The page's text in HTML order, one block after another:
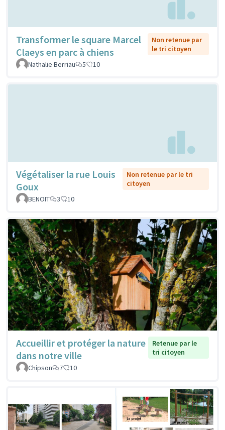
Transformer le square Marcel
Claeys en parc à chiens
Non retenue par
le tri citoyen
Nathalie Berriau
5 10
Végétaliser la rue Louis
Goux
Non retenue par le tri
citoyen
BENOIT
3 10
Accueillir et protéger la nature
dans notre ville
Retenue par le
tri citoyen
Chipson
7 10